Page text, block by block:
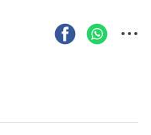
...